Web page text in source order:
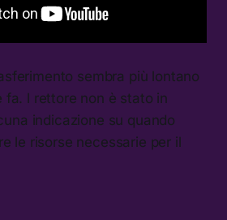
sembra più lontano
fa. l rettore non è stato in
indicazione su quando
le risorse necessarie per il